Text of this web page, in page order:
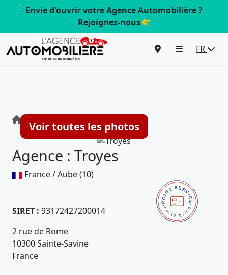
Envie d'ouvrir votre Agence Automobilière ?
Rejoignez-nous
FR
Voir toutes les photos
Agence : Troyes
France / Aube (10)
SIRET : 93172427200014
2 rue de Rome
10300 Sainte-Savine
France